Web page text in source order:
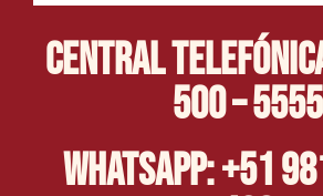
Central
500 – 5555
Whatsapp: +51